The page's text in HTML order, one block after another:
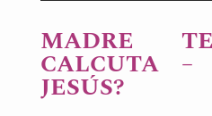
MADRE
CALCUTA –
JESÚS?